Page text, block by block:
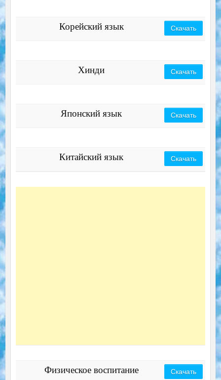
Корейский язык Скачать
Хинди Скачать
Японский язык Скачать
Китайский язык Скачать
Физическое воспитание Скачать